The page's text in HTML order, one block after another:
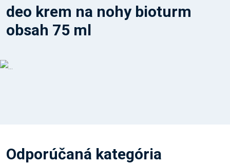
deo krem na nohy bioturm
obsah 75 ml
Odporúčaná kategória